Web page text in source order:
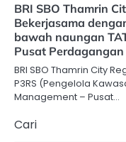
BRI SBO Thamrin
Bekerjasama
bawah naungan
Pusat
BRI SBO Thamrin City
P3RS (Pengelola
Management – Pusat…
Cari